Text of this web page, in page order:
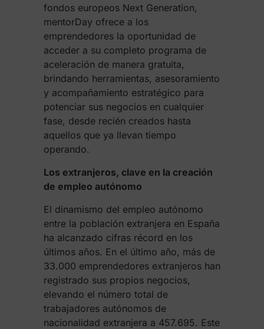
fondos europeos Next Generation,
mentorDay ofrece a los
emprendedores la oportunidad de
acceder a su completo programa de
aceleración de manera gratuita,
brindando herramientas, asesoramiento
y acompañamiento estratégico para
potenciar sus negocios en cualquier
fase, desde recién creados hasta
aquellos que ya llevan tiempo
operando.
Los extranjeros, clave en la creación
de empleo autónomo
El dinamismo del empleo autónomo
entre la población extranjera en España
ha alcanzado cifras récord en los
últimos años. En el último año, más de
33.000 emprendedores extranjeros han
registrado sus propios negocios,
elevando el número total de
trabajadores autónomos de
nacionalidad extranjera a 457.695. Este